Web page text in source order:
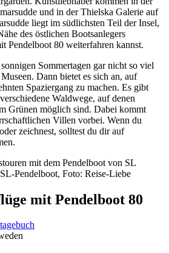
und in der Thielska Galerie auf
liegt im südlichsten Teil der Insel,
des östlichen Bootsanlegers
Pendelboot 80 weiterfahren kannst.
Sommertagen gar nicht so viel
Dann bietet es sich an, auf
Spaziergang zu machen. Es gibt
Waldwege, auf denen
Grünen möglich sind. Dabei kommt
Villen vorbei. Wenn du
zeichnest, solltest du dir auf
Pendelboot, Foto: Reise-Liebe
mit Pendelboot 80